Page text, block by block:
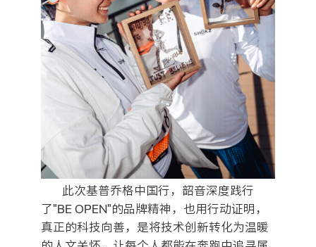
此次基普乔格中国行，韶音深度践行
了"BE OPEN"的品牌精神，也用行动证明，
真正的科技向善，是将技术创新转化为温暖